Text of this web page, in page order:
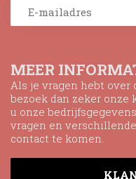
MEER
Als je vragen hebt over
bezoek dan zeker
u onze
vragen en
contact te komen.